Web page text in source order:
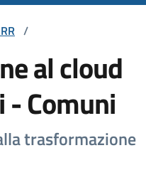
/
al cloud
- Comuni
trasformazione